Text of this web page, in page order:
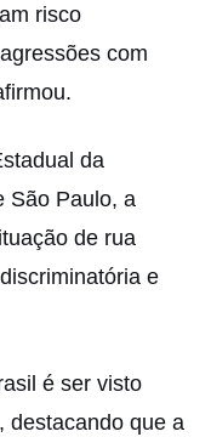
risco
com
da
São Paulo, a
de rua
e
é ser visto
destacando que a